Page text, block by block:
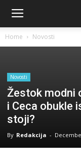
Home Novosti
Novosti
Žestok modni
i Ceca obukle
stoji?
By Redakcija -